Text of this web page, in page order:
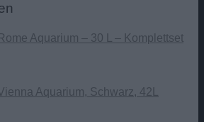
Aquarium – 30 L – Komplettset
Aquarium, Schwarz, 42L